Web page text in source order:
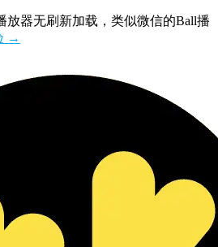
放器无刷新加载，类似微信的Ball播
→